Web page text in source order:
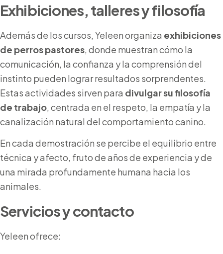
Exhibiciones, talleres y filosofía
Además de los cursos, Yeleen organiza exhibiciones
de perros pastores, donde muestran cómo la
comunicación, la confianza y la comprensión del
instinto pueden lograr resultados sorprendentes.
Estas actividades sirven para divulgar su filosofía
de trabajo, centrada en el respeto, la empatía y la
canalización natural del comportamiento canino.
En cada demostración se percibe el equilibrio entre
técnica y afecto, fruto de años de experiencia y de
una mirada profundamente humana hacia los
animales.
Servicios y contacto
Yeleen ofrece: